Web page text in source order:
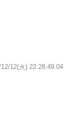
12(火) 22:28:49.04